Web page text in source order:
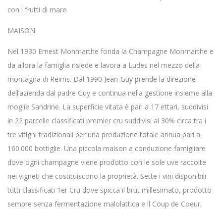
con i frutti di mare.
MAISON
Nel 1930 Ernest Monmarthe fonda la Champagne Monmarthe e
da allora la famiglia risiede e lavora a Ludes nel mezzo della
montagna di Reims. Dal 1990 Jean-Guy prende la direzione
dell’azienda dal padre Guy e continua nella gestione insieme alla
moglie Sandrine. La superficie vitata è pari a 17 ettari, suddivisi
in 22 parcelle classificati premier cru suddivisi al 30% circa tra i
tre vitigni tradizionali per una produzione totale annua pari a
160.000 bottiglie. Una piccola maison a conduzione famigliare
dove ogni champagne viene prodotto con le sole uve raccolte
nei vigneti che costituiscono la proprietà. Sette i vini disponibili
tutti classificati 1er Cru dove spicca il brut millesimato, prodotto
sempre senza fermentazione malolattica e il Coup de Coeur,